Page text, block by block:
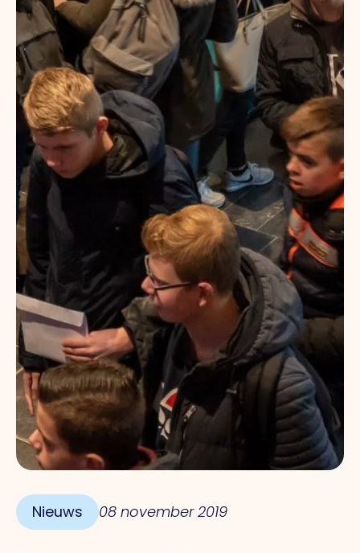
Nieuws 08 november 2019